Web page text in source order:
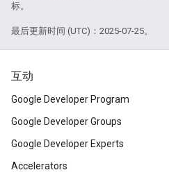
标。
最后更新时间 (UTC)：2025-07-25。
互动
Google Developer Program
Google Developer Groups
Google Developer Experts
Accelerators